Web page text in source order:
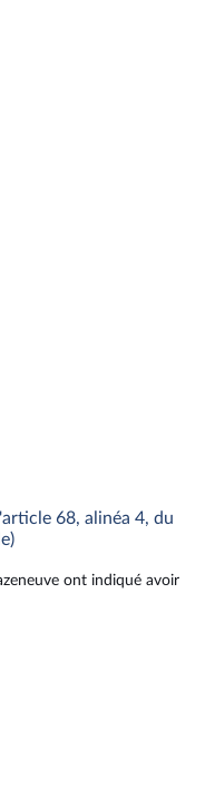
68, alinéa 4, du
ont indiqué avoir